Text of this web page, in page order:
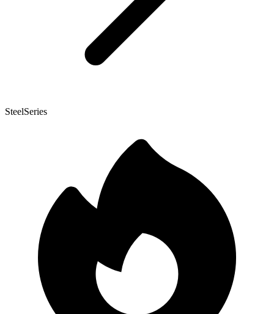
SteelSeries